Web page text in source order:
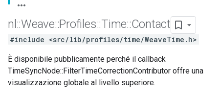
nl ::Weave::Profiles::Time::Contact
#include <src/lib/profiles/time/WeaveTime.h>
È disponibile pubblicamente perché il callback
TimeSyncNode::FilterTimeCorrectionContributor offre una
visualizzazione globale al livello superiore.